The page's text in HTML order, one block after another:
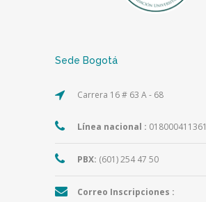
Sede Bogotá
Carrera 16 # 63 A - 68
Línea nacional : 018000411361
PBX: (601) 254 47 50
Correo Inscripciones :